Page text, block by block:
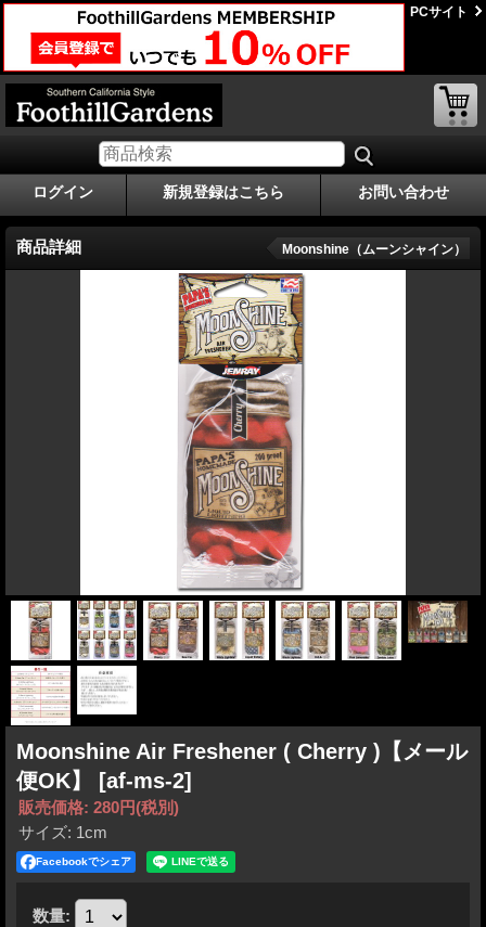
PCサイト
ログイン 新規登録はこちら お問い合わせ
商品詳細 Moonshine（ムーンシャイン）
Moonshine Air Freshener ( Cherry )【メール
便OK】
[af-ms-2]
販売価格: 280円(税別)
サイズ: 1cm
Facebookでシェア
数量: